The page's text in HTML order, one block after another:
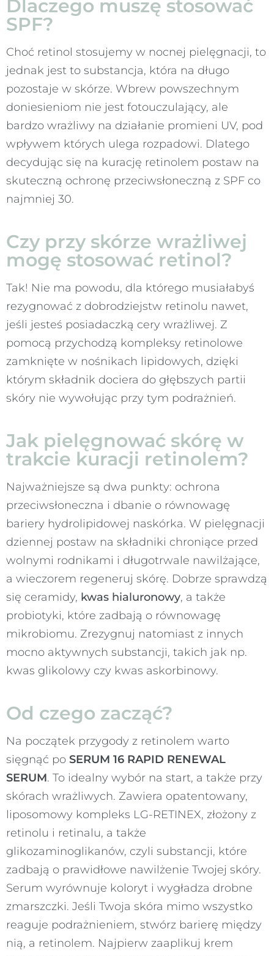
Dlaczego muszę stosować
SPF?
Choć retinol stosujemy w nocnej pielęgnacji, to
jednak jest to substancja, która na długo
pozostaje w skórze. Wbrew powszechnym
doniesieniom nie jest fotouczulający, ale
bardzo wrażliwy na działanie promieni UV, pod
wpływem których ulega rozpadowi. Dlatego
decydując się na kurację retinolem postaw na
skuteczną ochronę przeciwsłoneczną z SPF co
najmniej 30.
Czy przy skórze wrażliwej
mogę stosować retinol?
Tak! Nie ma powodu, dla którego musiałabyś
rezygnować z dobrodziejstw retinolu nawet,
jeśli jesteś posiadaczką cery wrażliwej. Z
pomocą przychodzą kompleksy retinolowe
zamknięte w nośnikach lipidowych, dzięki
którym składnik dociera do głębszych partii
skóry nie wywołując przy tym podrażnień.
Jak pielęgnować skórę w
trakcie kuracji retinolem?
Najważniejsze są dwa punkty: ochrona
przeciwsłoneczna i dbanie o równowagę
bariery hydrolipidowej naskórka. W pielęgnacji
dziennej postaw na składniki chroniące przed
wolnymi rodnikami i długotrwale nawilżające,
a wieczorem regeneruj skórę. Dobrze sprawdzą
się ceramidy, kwas hialuronowy, a także
probiotyki, które zadbają o równowagę
mikrobiomu. Zrezygnuj natomiast z innych
mocno aktywnych substancji, takich jak np.
kwas glikolowy czy kwas askorbinowy.
Od czego zacząć?
Na początek przygody z retinolem warto
sięgnąć po SERUM 16 RAPID RENEWAL
SERUM. To idealny wybór na start, a także przy
skórach wrażliwych. Zawiera opatentowany,
liposomowy kompleks LG-RETINEX, złożony z
retinolu i retinalu, a także
glikozaminoglikanów, czyli substancji, które
zadbają o prawidłowe nawilżenie Twojej skóry.
Serum wyrównuje koloryt i wygładza drobne
zmarszczki. Jeśli Twoja skóra mimo wszystko
reaguje podrażnieniem, stwórz barierę między
nią, a retinolem. Najpierw zaaplikuj krem